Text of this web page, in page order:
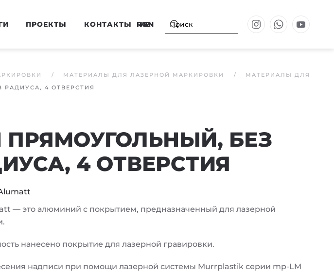
ПРОЕКТЫ КОНТАКТЫ RU
KZ
EN
МАТЕРИАЛЫ ДЛЯ ЛАЗЕРНОЙ МАРКИРОВКИ
МАТЕРИАЛЫ ДЛЯ
РАДИУСА, 4 ОТВЕРСТИЯ
ПРЯМОУГОЛЬНЫЙ, БЕЗ
4 ОТВЕРСТИЯ
— это алюминий с покрытием, предназначенный для лазерной
нанесено покрытие для лазерной гравировки.
надписи при помощи лазерной системы Murrplastik серии mp-LM